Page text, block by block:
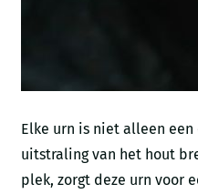
Elke urn is niet alleen
uitstraling van het hout
plek, zorgt deze urn voor